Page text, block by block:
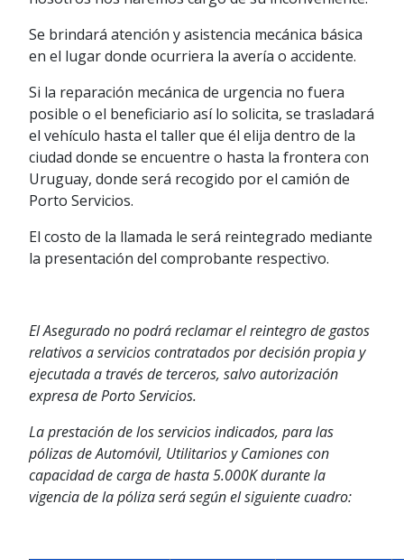
Se brindará atención y asistencia mecánica básica
en el lugar donde ocurriera la avería o accidente.
Si la reparación mecánica de urgencia no fuera
posible o el beneficiario así lo solicita, se trasladará
el vehículo hasta el taller que él elija dentro de la
ciudad donde se encuentre o hasta la frontera con
Uruguay, donde será recogido por el camión de
Porto Servicios.
El costo de la llamada le será reintegrado mediante
la presentación del comprobante respectivo.
El Asegurado no podrá reclamar el reintegro de gastos
relativos a servicios contratados por decisión propia y
ejecutada a través de terceros, salvo autorización
expresa de Porto Servicios.
La prestación de los servicios indicados, para las
pólizas de Automóvil, Utilitarios y Camiones con
capacidad de carga de hasta 5.000K durante la
vigencia de la póliza será según el siguiente cuadro: